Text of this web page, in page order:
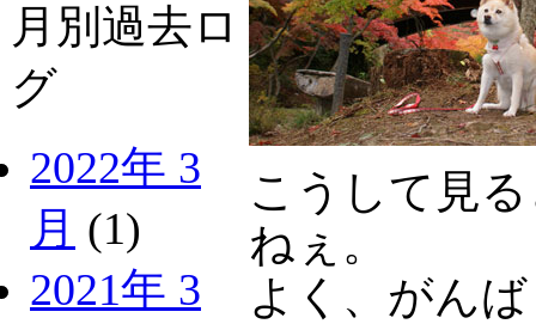
月別過去ロ
グ
2022年 3
月 (1)
2021年 3
こうして見
ねぇ。
よく、がん